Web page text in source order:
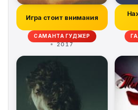
Игра стоит внимания
САМАНТА ГУДЖЕР
2017